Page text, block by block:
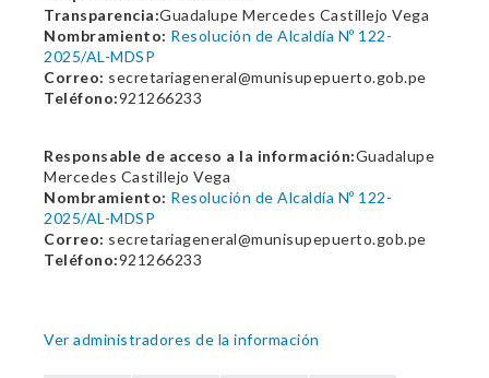
Transparencia:Guadalupe Mercedes Castillejo Vega
Nombramiento: Resolución de Alcaldía Nº 122-
2025/AL-MDSP
Correo: secretariageneral@munisupepuerto.gob.pe
Teléfono:921266233
Responsable de acceso a la información:Guadalupe
Mercedes Castillejo Vega
Nombramiento: Resolución de Alcaldía Nº 122-
2025/AL-MDSP
Correo: secretariageneral@munisupepuerto.gob.pe
Teléfono:921266233
Ver administradores de la información